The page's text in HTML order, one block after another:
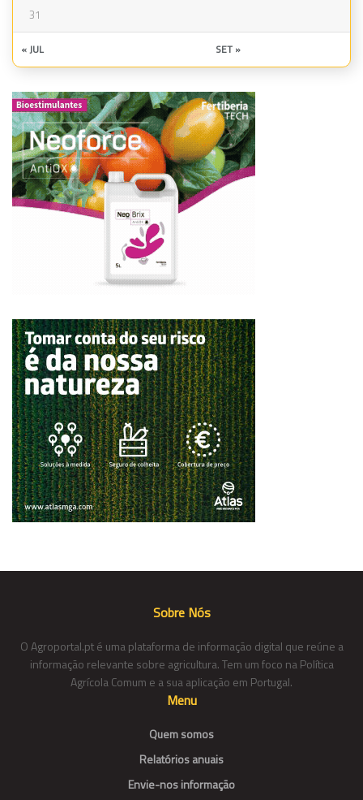
31
« JUL SET »
Sobre Nós
O Agroportal.pt é uma plataforma de informação digital que reúne a
informação relevante sobre agricultura. Tem um foco na Política
Agrícola Comum e a sua aplicação em Portugal.
Menu
Quem somos
Relatórios anuais
Envie-nos informação